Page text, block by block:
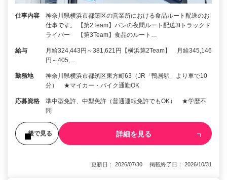
仕事内容
神奈川県横浜市都築区の営業所における食品ルート配送のお
仕事です。 【第2Team】パンの夜間ルート配送3tトラックド
ライバー 【第3Team】食品のルート…
給与
月給324,443円～381,621円【横浜第2Team】 月給345,146
円～405,…
勤務地
神奈川県横浜市都筑区東方町63（JR「鴨居駅」より車で10
分） ★マイカー・バイク通勤OK
応募資格
準中型免許、中型免許（普通運転免許でもOK） ★学歴不
問
後で見る 詳細を見る
更新日： 2026/07/30 掲載終了日： 2026/10/31